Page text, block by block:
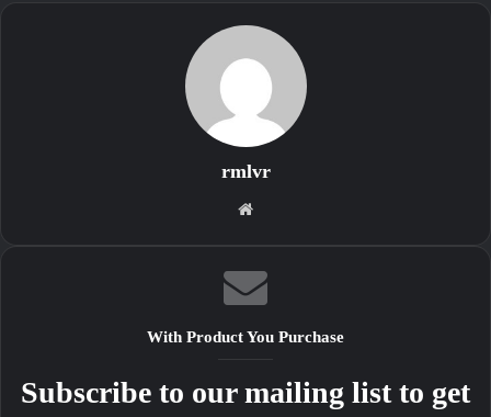
rmlvr
With Product You Purchase
Subscribe to our mailing list to get